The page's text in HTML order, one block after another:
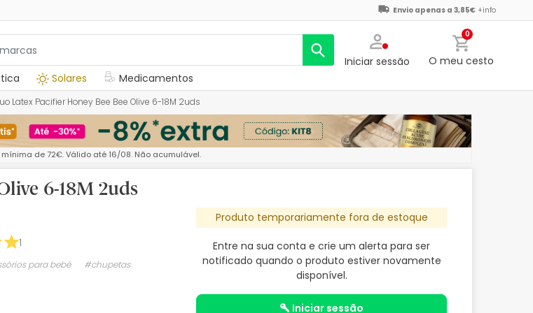
Envio apenas a 3,85€ +info
Iniciar sessão
0
O meu cesto
Solares Medicamentos
Latex Pacifier Honey Bee Bee Olive 6-18M 2uds
de 72€. Válido até 16/08. Não acumulável.
6-18M 2uds
Produto temporariamente fora de estoque
Entre na sua conta e crie um alerta para ser
notificado quando o produto estiver novamente
disponível.
iniciar sessão
1
para bebé
#chupetas